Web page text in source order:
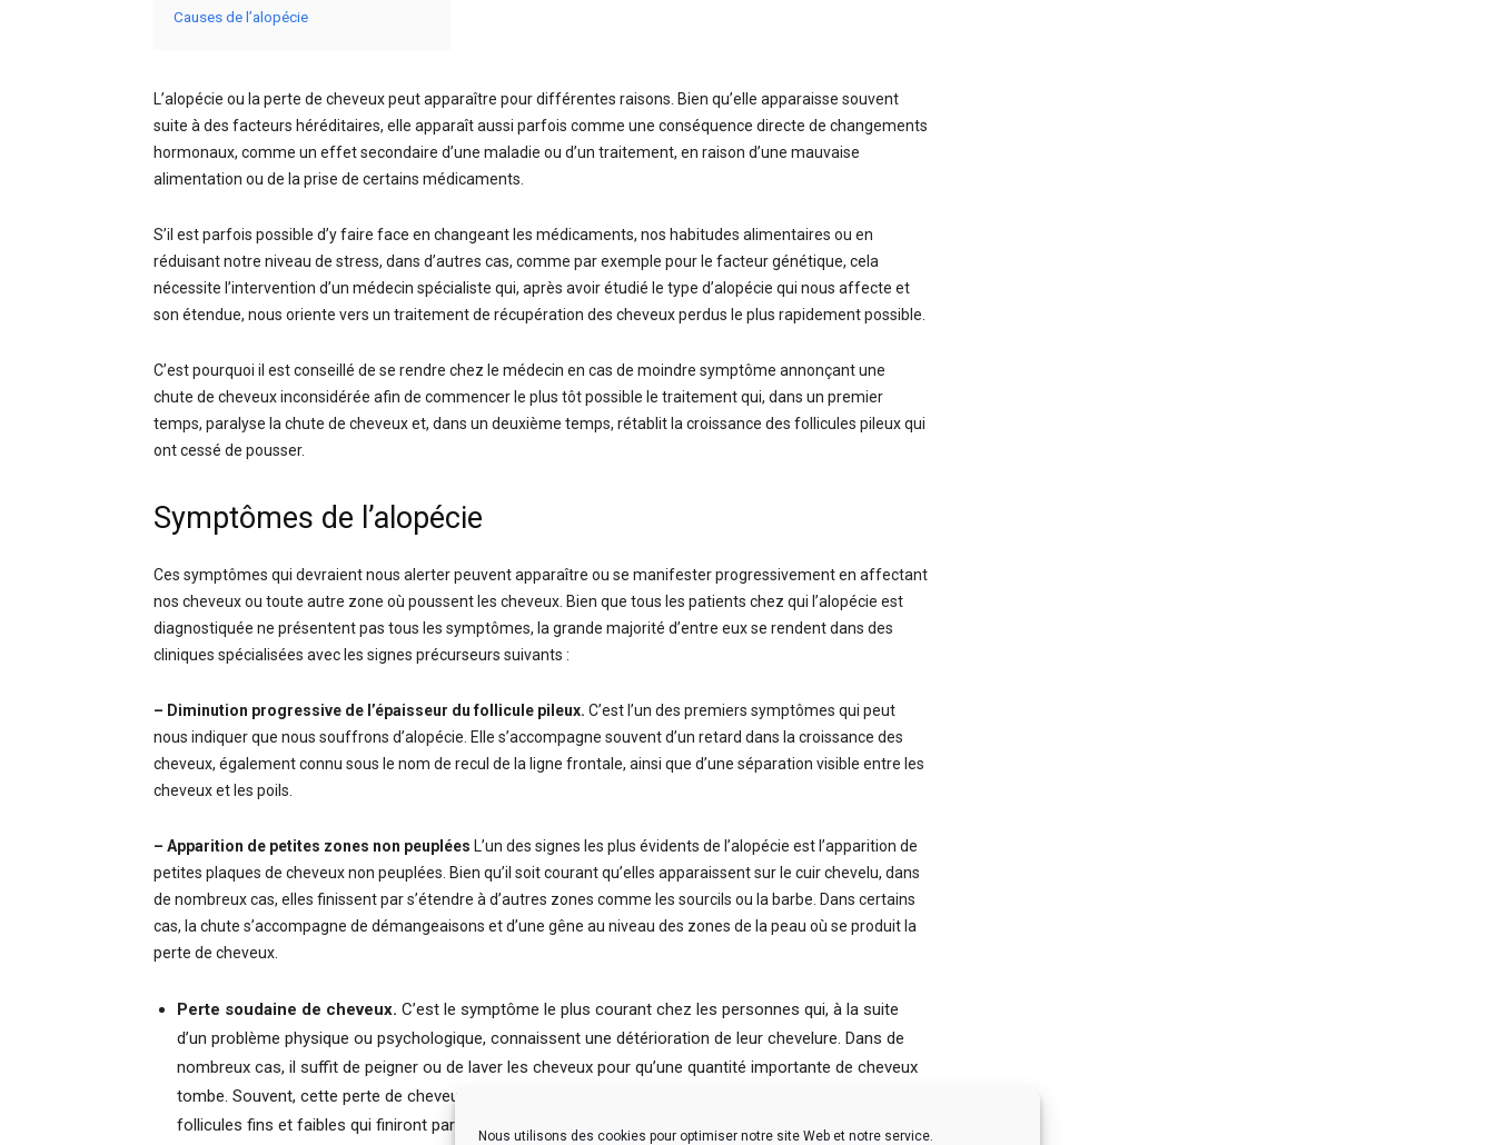
Nous utilisons des cookies pour optimiser notre site Web et notre service.
Causes de l’alopécie
L’alopécie ou la perte de cheveux peut apparaître pour différentes raisons. Bien qu’elle apparaisse souvent
suite à des facteurs héréditaires, elle apparaît aussi parfois comme une conséquence directe de changements
hormonaux, comme un effet secondaire d’une maladie ou d’un traitement, en raison d’une mauvaise
alimentation ou de la prise de certains médicaments.
S’il est parfois possible d’y faire face en changeant les médicaments, nos habitudes alimentaires ou en
réduisant notre niveau de stress, dans d’autres cas, comme par exemple pour le facteur génétique, cela
nécessite l’intervention d’un médecin spécialiste qui, après avoir étudié le type d’alopécie qui nous affecte et
son étendue, nous oriente vers un traitement de récupération des cheveux perdus le plus rapidement possible.
C’est pourquoi il est conseillé de se rendre chez le médecin en cas de moindre symptôme annonçant une
chute de cheveux inconsidérée afin de commencer le plus tôt possible le traitement qui, dans un premier
temps, paralyse la chute de cheveux et, dans un deuxième temps, rétablit la croissance des follicules pileux qui
ont cessé de pousser.
Symptômes de l’alopécie
Ces symptômes qui devraient nous alerter peuvent apparaître ou se manifester progressivement en affectant
nos cheveux ou toute autre zone où poussent les cheveux. Bien que tous les patients chez qui l’alopécie est
diagnostiquée ne présentent pas tous les symptômes, la grande majorité d’entre eux se rendent dans des
cliniques spécialisées avec les signes précurseurs suivants :
– Diminution progressive de l’épaisseur du follicule pileux. C’est l’un des premiers symptômes qui peut
nous indiquer que nous souffrons d’alopécie. Elle s’accompagne souvent d’un retard dans la croissance des
cheveux, également connu sous le nom de recul de la ligne frontale, ainsi que d’une séparation visible entre les
cheveux et les poils.
– Apparition de petites zones non peuplées L’un des signes les plus évidents de l’alopécie est l’apparition de
petites plaques de cheveux non peuplées. Bien qu’il soit courant qu’elles apparaissent sur le cuir chevelu, dans
de nombreux cas, elles finissent par s’étendre à d’autres zones comme les sourcils ou la barbe. Dans certains
cas, la chute s’accompagne de démangeaisons et d’une gêne au niveau des zones de la peau où se produit la
perte de cheveux.
Perte soudaine de cheveux. C’est le symptôme le plus courant chez les personnes qui, à la suite
d’un problème physique ou psychologique, connaissent une détérioration de leur chevelure. Dans de
nombreux cas, il suffit de peigner ou de laver les cheveux pour qu’une quantité importante de cheveux
tombe. Souvent, cette perte de cheveux disproportionnée commence par l’apparition de nouveaux
follicules fins et faibles qui finiront par tomber.